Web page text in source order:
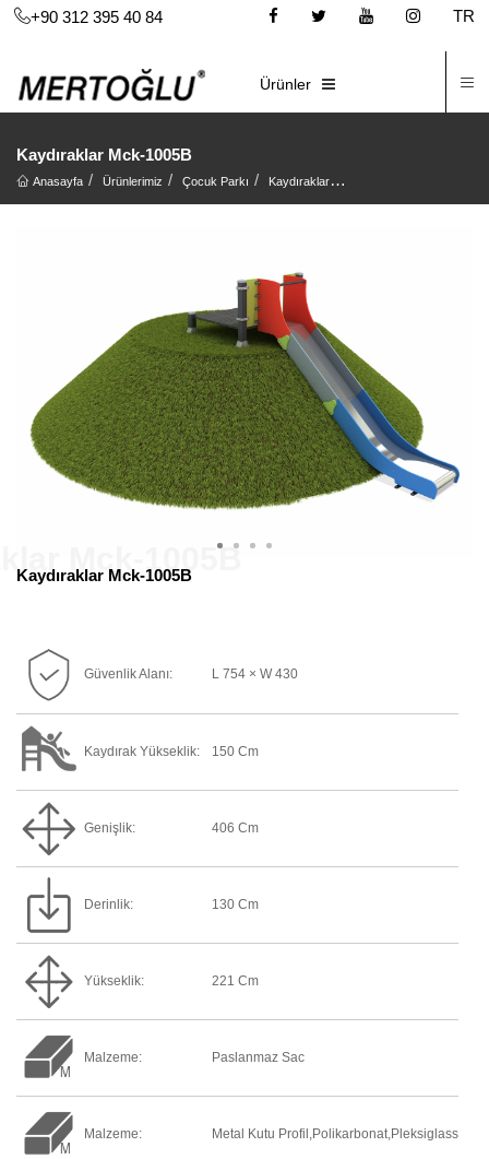
+90 312 395 40 84
TR
Ürünler
Kaydıraklar Mck-1005B
Anasayfa Ürünlerimiz Çocuk Parkı Kaydıraklar
Kaydıraklar Mck-1005B
Güvenlik Alanı: L 754 × W 430
Kaydırak Yükseklik: 150 Cm
Genişlik: 406 Cm
Derinlik: 130 Cm
Yükseklik: 221 Cm
Malzeme: Paslanmaz Sac
Malzeme: Metal Kutu Profil,polikarbonat,pleksiglass